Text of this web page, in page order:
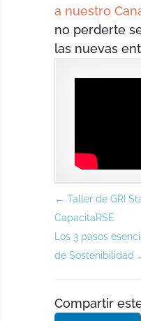
a nuestro
no perderte
las nuevas
←Taller de GRI
CapacitaRSE
Los 3 pasos
de Sostenibilidad
Compartir